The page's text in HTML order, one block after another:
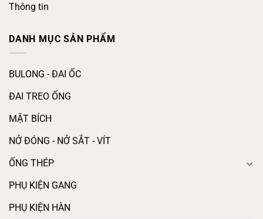
Thông tin
DANH MỤC SẢN PHẨM
BULONG - ĐAI ỐC
ĐAI TREO ỐNG
MẶT BÍCH
NỞ ĐÓNG - NỞ SẮT - VÍT
ỐNG THÉP
PHỤ KIỆN GANG
PHỤ KIỆN HÀN